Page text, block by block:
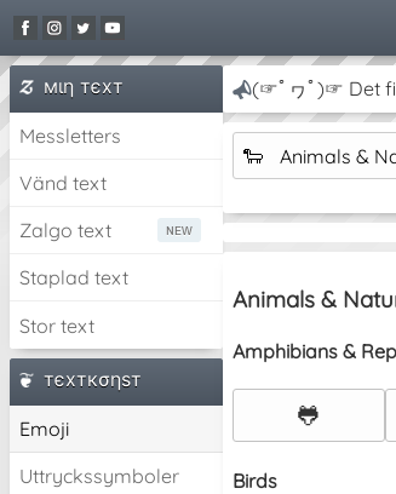
мιη тєxт
Messletters
Vänd text
Zalgo text
Staplad text
Stor text
тєxткσηѕт
Emoji
Uttryckssymboler
(☞ﾟヮﾟ)☞ Det
🐑
Animals &
Animals &
Amphibians &
🐸
Birds